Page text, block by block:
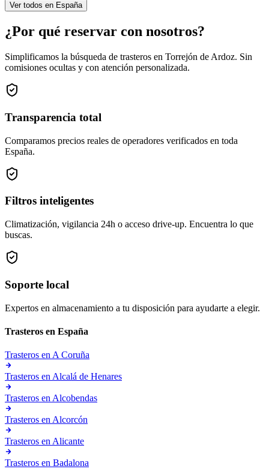
Ver todos en España
¿Por qué reservar con nosotros?
Simplificamos la búsqueda de trasteros en Torrejón de Ardoz. Sin
comisiones ocultas y con atención personalizada.
Transparencia total
Comparamos precios reales de operadores verificados en toda
España.
Filtros inteligentes
Climatización, vigilancia 24h o acceso drive-up. Encuentra lo que
buscas.
Soporte local
Expertos en almacenamiento a tu disposición para ayudarte a elegir.
Trasteros en España
Trasteros en A Coruña
Trasteros en Alcalá de Henares
Trasteros en Alcobendas
Trasteros en Alcorcón
Trasteros en Alicante
Trasteros en Badalona